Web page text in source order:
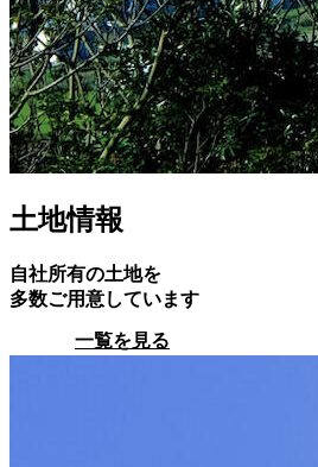
土地情報
自社所有の土地を
多数ご用意しています
一覧を見る